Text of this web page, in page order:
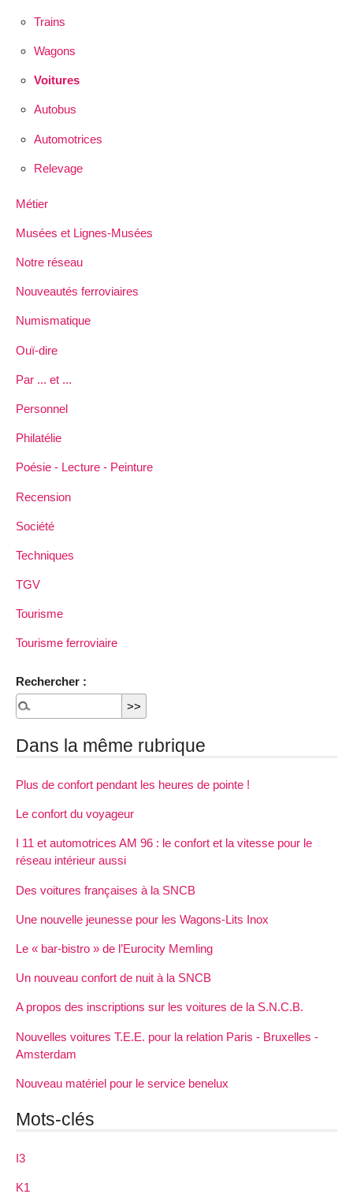
Trains
Wagons
Voitures
Autobus
Automotrices
Relevage
Métier
Musées et Lignes-Musées
Notre réseau
Nouveautés ferroviaires
Numismatique
Ouï-dire
Par ... et ...
Personnel
Philatélie
Poésie - Lecture - Peinture
Recension
Société
Techniques
TGV
Tourisme
Tourisme ferroviaire
Rechercher :
Dans la même rubrique
Plus de confort pendant les heures de pointe !
Le confort du voyageur
I 11 et automotrices AM 96 : le confort et la vitesse pour le
réseau intérieur aussi
Des voitures françaises à la SNCB
Une nouvelle jeunesse pour les Wagons-Lits Inox
Le « bar-bistro » de l’Eurocity Memling
Un nouveau confort de nuit à la SNCB
A propos des inscriptions sur les voitures de la S.N.C.B.
Nouvelles voitures T.E.E. pour la relation Paris - Bruxelles -
Amsterdam
Nouveau matériel pour le service benelux
Mots-clés
I3
K1